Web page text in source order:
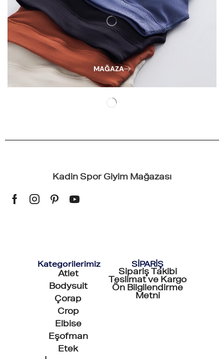
MAĞAZA
Kadin Spor Giyim Mağazası
Kategorilerimiz
Atlet
Bodysuit
Çorap
Crop
Elbise
Eşofman
Etek
SİPARİŞ
Sipariş Takibi
Teslimat ve Kargo
Ön Bilgilendirme
Metni